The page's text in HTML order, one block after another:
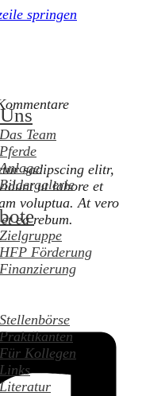
springen
Das Team
Pferde
Anlage
Bildergalerie
Zielgruppe
HFP Förderung
Finanzierung
Stellenbörse
Praktikanten
Für Kollegen
Links
Literatur
sadipscing elitr,
ut labore et
voluptua. At vero
ea rebum.